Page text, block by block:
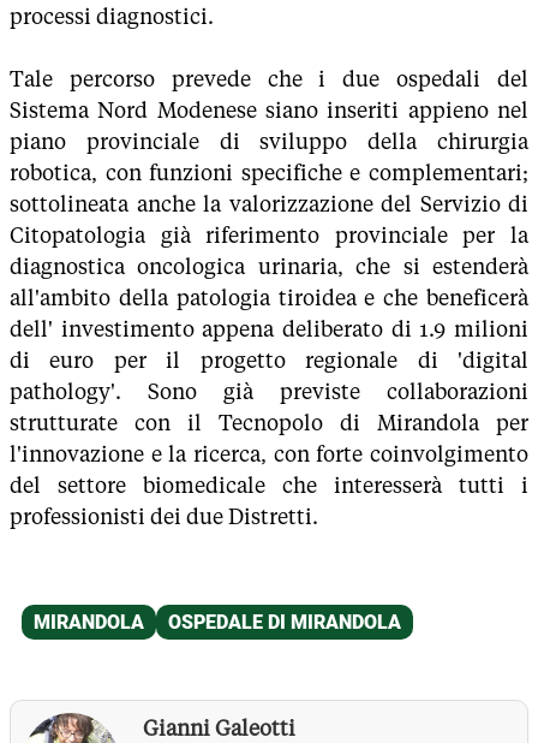
processi diagnostici.
Tale percorso prevede che i due ospedali del
Sistema Nord Modenese siano inseriti appieno nel
piano provinciale di sviluppo della chirurgia
robotica, con funzioni specifiche e complementari;
sottolineata anche la valorizzazione del Servizio di
Citopatologia già riferimento provinciale per la
diagnostica oncologica urinaria, che si estenderà
all'ambito della patologia tiroidea e che beneficerà
dell' investimento appena deliberato di 1.9 milioni
di euro per il progetto regionale di 'digital
pathology'. Sono già previste collaborazioni
strutturate con il Tecnopolo di Mirandola per
l'innovazione e la ricerca, con forte coinvolgimento
del settore biomedicale che interesserà tutti i
professionisti dei due Distretti.
Gianni Galeotti